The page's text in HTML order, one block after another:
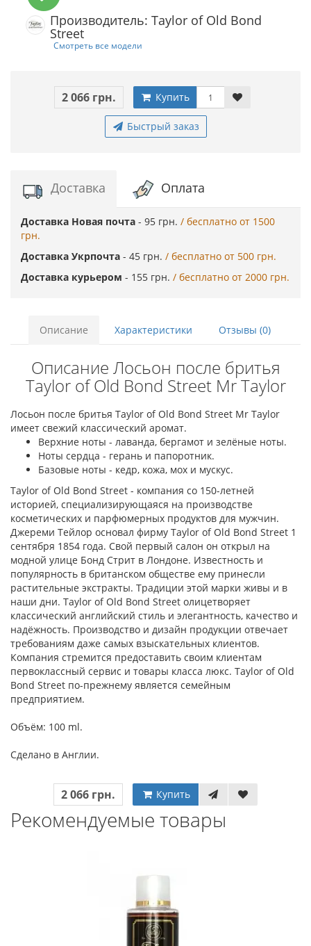
Производитель: Taylor of Old Bond
Street
Смотреть все модели
2 066 грн. Купить
Быстрый заказ
Доставка Оплата
Доставка Новая почта - 95 грн. / бесплатно от 1500
грн.
Доставка Укрпочта - 45 грн. / бесплатно от 500 грн.
Доставка курьером - 155 грн. / бесплатно от 2000 грн.
Описание Характеристики Отзывы (0)
Описание Лосьон после бритья
Taylor of Old Bond Street Mr Taylor
Лосьон после бритья Taylor of Old Bond Street Mr Taylor
имеет свежий классический аромат.
Верхние ноты - лаванда, бергамот и зелёные ноты.
Ноты сердца - герань и папоротник.
Базовые ноты - кедр, кожа, мох и мускус.
Taylor of Old Bond Street - компания со 150-летней
историей, специализирующаяся на производстве
косметических и парфюмерных продуктов для мужчин.
Джереми Тейлор основал фирму Taylor of Old Bond Street 1
сентября 1854 года. Свой первый салон он открыл на
модной улице Бонд Стрит в Лондоне. Известность и
популярность в британском обществе ему принесли
растительные экстракты. Традиции этой марки живы и в
наши дни. Taylor of Old Bond Street олицетворяет
классический английский стиль и элегантность, качество и
надёжность. Производство и дизайн продукции отвечает
требованиям даже самых взыскательных клиентов.
Компания стремится предоставить своим клиентам
первоклассный сервис и товары класса люкс. Taylor of Old
Bond Street по-прежнему является семейным
предприятием.
Объём: 100 ml.
Сделано в Англии.
2 066 грн. Купить
Рекомендуемые товары